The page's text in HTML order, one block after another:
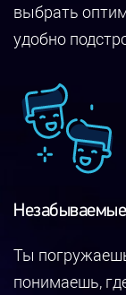
выбрать
удобно
Ты
понимаешь,